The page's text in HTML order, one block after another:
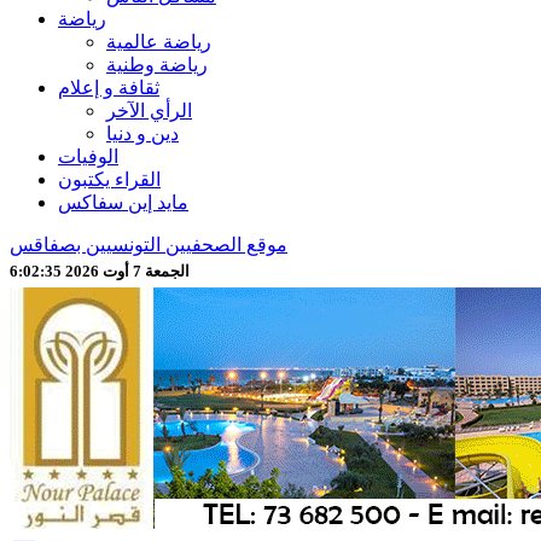
رياضة
رياضة عالمية
رياضة وطنية
ثقافة و إعلام
الرأي الآخر
دين و دنيا
الوفيات
القراء يكتبون
مايد إين سفاكس
موقع الصحفيين التونسيين بصفاقس
الجمعة 7 أوت 2026 6:02:37